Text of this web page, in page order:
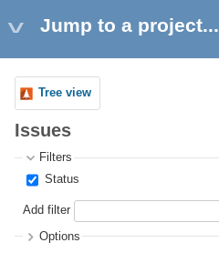
Jump to a project...
Tree view
Issues
Filters
Status
Add filter
Options